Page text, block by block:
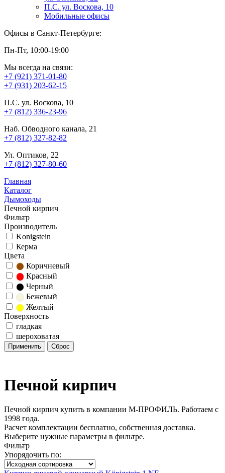
П.С. ул. Воскова, 10
Мобильные офисы
Офисы в Санкт-Петербурге:
Пн-Пт, 10:00-19:00
Мы всегда на связи:
+7 (921) 371-01-80
+7 (931) 203-62-15
П.С. ул. Воскова, 10
+7 (812) 336-23-96
Наб. Обводного канала, 21
+7 (812) 327-82-82
Ул. Оптиков, 22
+7 (812) 327-80-60
Главная
Каталог
Дымоходы
Печной кирпич
Фильтр
Производитель
Konigstein
Керма
Цвета
Коричневый
Красный
Черный
Бежевый
Желтый
Поверхность
гладкая
шероховатая
Печной кирпич
Печной кирпич купить в компании М-ПРОФИЛЬ. Работаем с
1998 года.
Расчет комплектации бесплатно, собственная доставка.
Выберите нужные параметры в фильтре.
Фильтр
Упорядочить по: